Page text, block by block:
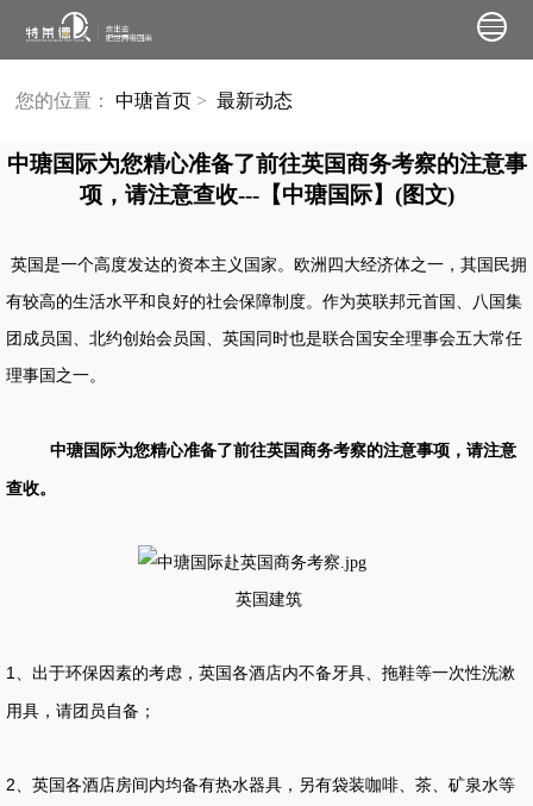
您的位置： 中瑭首页 > 最新动态
中瑭国际为您精心准备了前往英国商务考察的注意事
项，请注意查收---【中瑭国际】(图文)
英国是一个高度发达的资本主义国家。欧洲四大经济体之一，其国民拥
有较高的生活水平和良好的社会保障制度。作为英联邦元首国、八国集
团成员国、北约创始会员国、英国同时也是联合国安全理事会五大常任
理事国之一。
中瑭国际为您精心准备了前往英国商务考察的注意事项，请注意
查收。
英国建筑
1
、出于环保因素的考虑，英国各酒店内不备牙具、拖鞋等一次性洗漱
用具，请团员自备；
2 、英国各酒店房间内均备有热水器具，另有袋装咖啡、茶、矿泉水等